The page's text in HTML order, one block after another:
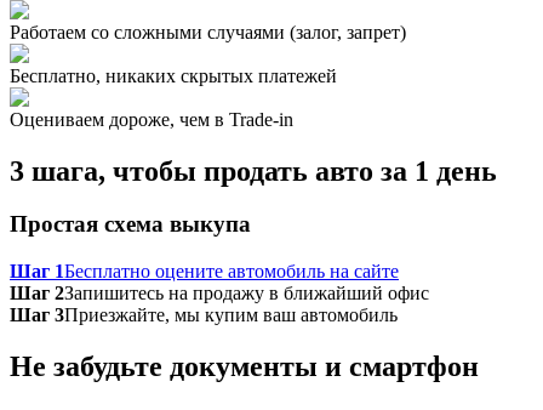
Работаем со сложными случаями (залог, запрет)
Бесплатно, никаких скрытых платежей
Оцениваем дороже, чем в Trade‑in
3 шага, чтобы продать авто за 1 день
Простая схема выкупа
Шаг 1Бесплатно оцените автомобиль на сайте
Шаг 2Запишитесь на продажу в ближайший офис
Шаг 3Приезжайте, мы купим ваш автомобиль
Не забудьте документы и смартфон